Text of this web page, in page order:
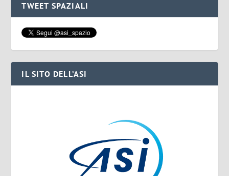
TWEET SPAZIALI
IL SITO DELL’ASI